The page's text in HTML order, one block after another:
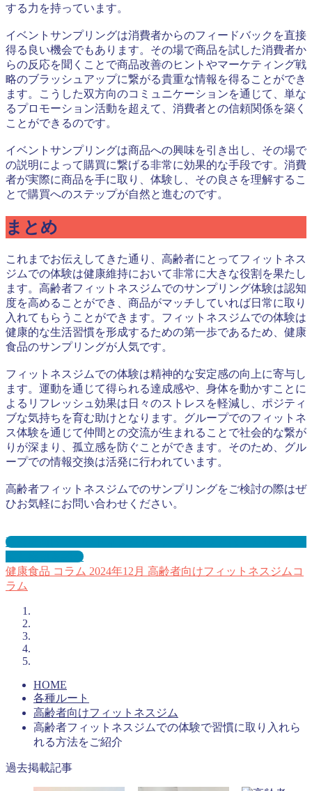
する力を持っています。
イベントサンプリングは消費者からのフィードバックを直接
得る良い機会でもあります。その場で商品を試した消費者か
らの反応を聞くことで商品改善のヒントやマーケティング戦
略のブラッシュアップに繋がる貴重な情報を得ることができ
ます。こうした双方向のコミュニケーションを通じて、単な
るプロモーション活動を超えて、消費者との信頼関係を築く
ことができるのです。
イベントサンプリングは商品への興味を引き出し、その場で
の説明によって購買に繋げる非常に効果的な手段です。消費
者が実際に商品を手に取り、体験し、その良さを理解するこ
とで購買へのステップが自然と進むのです。
まとめ
これまでお伝えしてきた通り、高齢者にとってフィットネス
ジムでの体験は健康維持において非常に大きな役割を果たし
ます。高齢者フィットネスジムでのサンプリング体験は認知
度を高めることができ、商品がマッチしていれば日常に取り
入れてもらうことができます。フィットネスジムでの体験は
健康的な生活習慣を形成するための第一歩であるため、健康
食品のサンプリングが人気です。
フィットネスジムでの体験は精神的な安定感の向上に寄与し
ます。運動を通じて得られる達成感や、身体を動かすことに
よるリフレッシュ効果は日々のストレスを軽減し、ポジティ
ブな気持ちを育む助けとなります。グループでのフィットネ
ス体験を通じて仲間との交流が生まれることで社会的な繋が
りが深まり、孤立感を防ぐことができます。そのため、グル
ープでの情報交換は活発に行われています。
高齢者フィットネスジムでのサンプリングをご検討の際はぜ
ひお気軽にお問い合わせください。
高齢者向けフィットネスジムサンプリングとは？メリット３
選と事例を紹介
健康食品 コラム 2024年12月 高齢者向けフィットネスジムコ
ラム
HOME
各種ルート
高齢者向けフィットネスジム
高齢者フィットネスジムでの体験で習慣に取り入れら
れる方法をご紹介
過去掲載記事